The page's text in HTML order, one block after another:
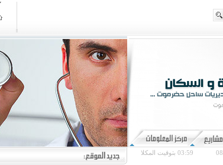
03:59 بتوقيت المكلا